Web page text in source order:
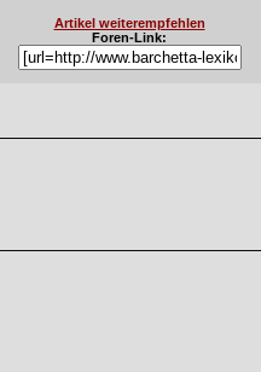
Artikel weiterempfehlen
Foren-Link: